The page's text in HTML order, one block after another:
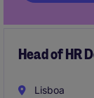
Head of HR
Lisboa